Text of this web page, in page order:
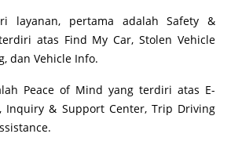
layanan, pertama adalah Safety &
atas Find My Car, Stolen Vehicle
dan Vehicle Info.
Peace of Mind yang terdiri atas E-
Inquiry & Support Center, Trip Driving